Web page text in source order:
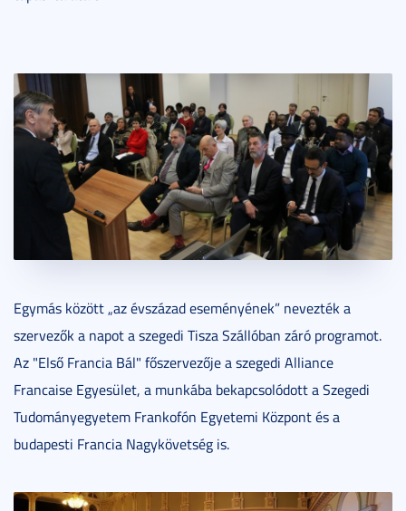
Egymás között „az évszázad eseményének” nevezték a
szervezők a napot a szegedi Tisza Szállóban záró programot.
Az "Első Francia Bál" főszervezője a szegedi Alliance
Francaise Egyesület, a munkába bekapcsolódott a Szegedi
Tudományegyetem Frankofón Egyetemi Központ és a
budapesti Francia Nagykövetség is.